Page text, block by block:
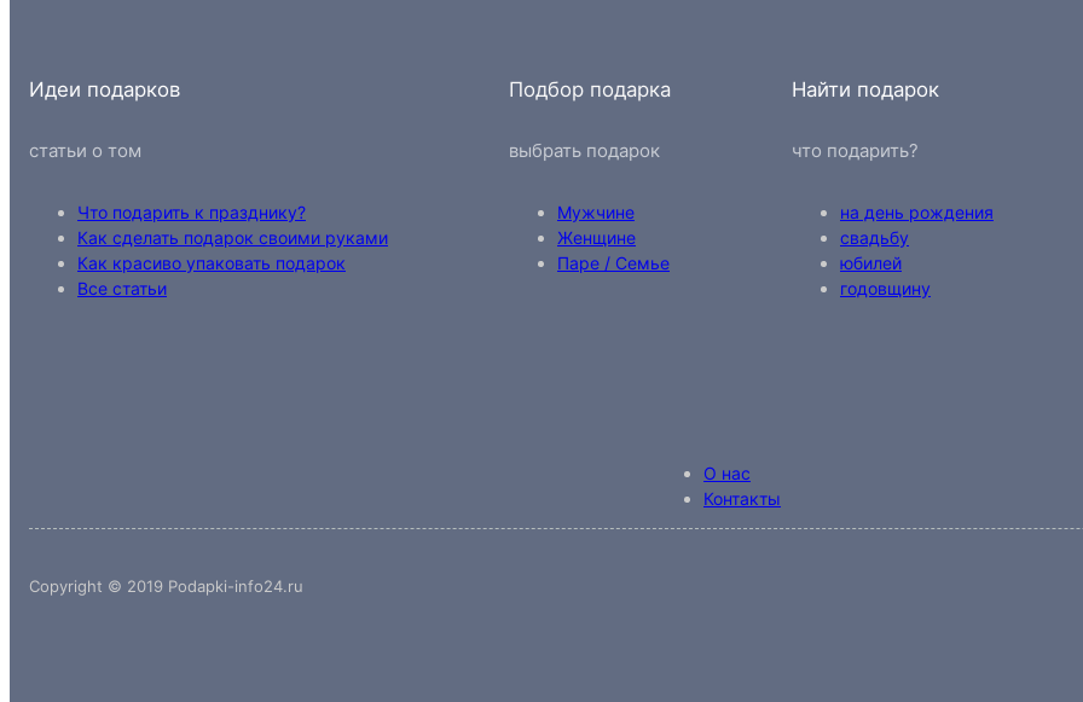
Идеи подарков
статьи о том
Что подарить к празднику?
Как сделать подарок своими руками
Как красиво упаковать подарок
Все статьи
Подбор подарка
выбрать подарок
Мужчине
Женщине
Паре / Семье
Найти подарок
что подарить?
на день рождения
свадьбу
юбилей
годовщину
О нас
Контакты
Copyright © 2019 Podapki-info24.ru